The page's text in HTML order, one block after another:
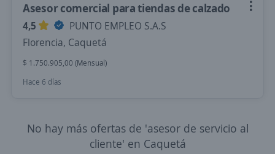
Asesor comercial para tiendas de calzado
4,5
PUNTO EMPLEO S.A.S
Florencia, Caquetá
$ 1.750.905,00 (Mensual)
Hace 6 días
No hay más ofertas de 'asesor de servicio al
cliente' en Caquetá